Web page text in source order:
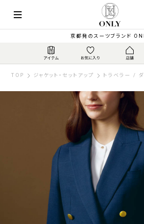
京都発のスーツブランド
TOP ジャケット・セットアップ トラベラー / ダ